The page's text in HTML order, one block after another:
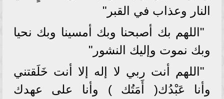
النار وعذاب في القبر"
"اللهم بك أصبحنا وبك أمسينا وبك نحيا
وبك نموت وإليك النشور"
"اللهم أنت ربي لا إله إلا أنت خَلَقتني
وأنا عَبْدُك( أَمَتُك ) وأنا على عهدك